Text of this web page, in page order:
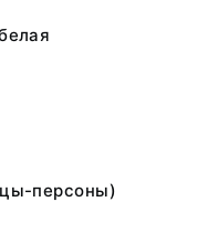
персоны)